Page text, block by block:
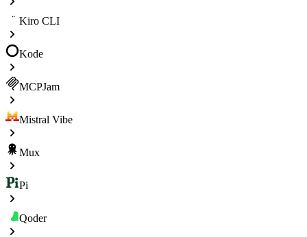
Kiro CLI
Kode
MCPJam
Mistral Vibe
Mux
Pi
Qoder